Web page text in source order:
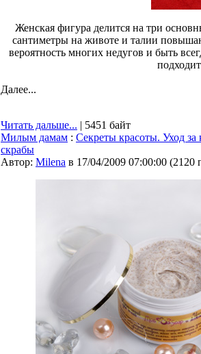
Женская фигура делится на три
сантиметры на животе и талии
вероятность многих недугов и быть
Далее...
Читать дальше... | 5451 байт
Милым дамам : Секреты красоты. Уход
скрабы
Автор: Milena в 17/04/2009 07:00:00 (2120